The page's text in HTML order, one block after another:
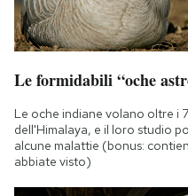
Le formidabili “oche
Le oche indiane volano oltre i
dell'Himalaya, e il loro studio
alcune malattie (bonus:
abbiate visto)